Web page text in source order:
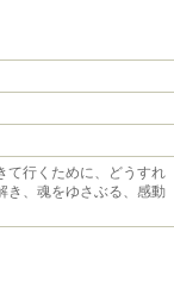
て行くために、どうすれ
き、魂をゆさぶる、感動